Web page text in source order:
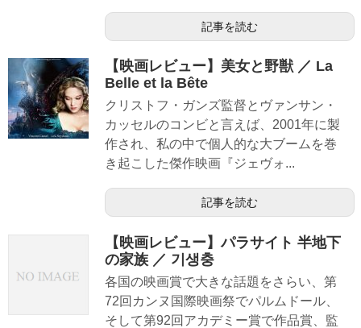
記事を読む
【映画レビュー】美女と野獣 ／ La
Belle et la Bête
クリストフ・ガンズ監督とヴァンサン・
カッセルのコンビと言えば、2001年に製
作され、私の中で個人的な大ブームを巻
き起こした傑作映画『ジェヴォ...
記事を読む
【映画レビュー】パラサイト 半地下
の家族 ／ 기생충
各国の映画賞で大きな話題をさらい、第
72回カンヌ国際映画祭でパルムドール、
そして第92回アカデミー賞で作品賞、監